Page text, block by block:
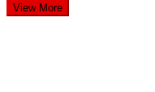
View More